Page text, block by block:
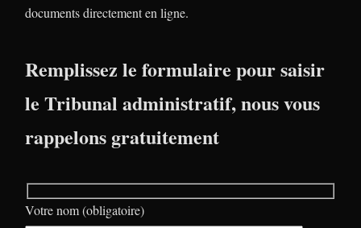
documents directement en ligne.
Remplissez le formulaire pour saisir
le Tribunal administratif, nous vous
rappelons gratuitement
Votre nom (obligatoire)